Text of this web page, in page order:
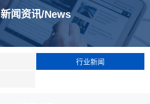
新闻资讯/News
行业新闻